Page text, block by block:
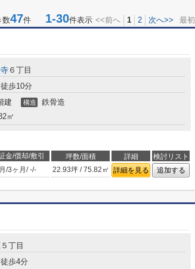
数47件 1-30件表示 <<前へ 1 2 次へ>> 最初
６丁目
徒歩10分
建 構造 鉄骨造
㎡
金/償却/敷引 坪数/面積 詳細
検討リスト
/3ヶ月 /-/- 22.93坪 / 75.82㎡ 詳細を見る 追加する
５丁目
徒歩4分